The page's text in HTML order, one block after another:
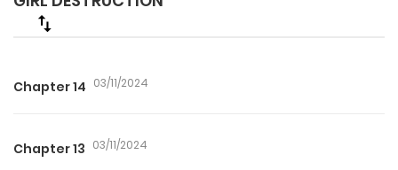
Chapter 14 03/11/2024
Chapter 13 03/11/2024